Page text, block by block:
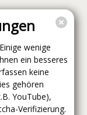
wenige
ein besseres
keine
gehören
YouTube),
Verifizierung.